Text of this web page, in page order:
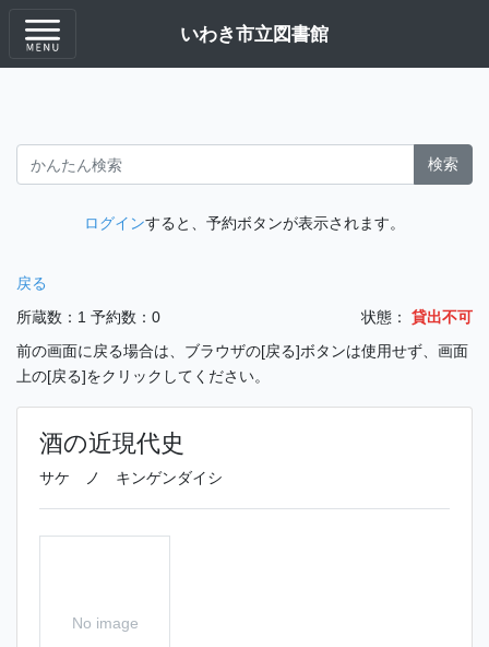
いわき市立図書館
検索
ログインすると、予約ボタンが表示されます。
戻る
所蔵数：1 予約数：0 状態：
貸出不可
前の画面に戻る場合は、ブラウザの[戻る]ボタンは使用せず、画面
上の[戻る]をクリックしてください。
酒の近現代史
サケ ノ キンゲンダイシ
No image